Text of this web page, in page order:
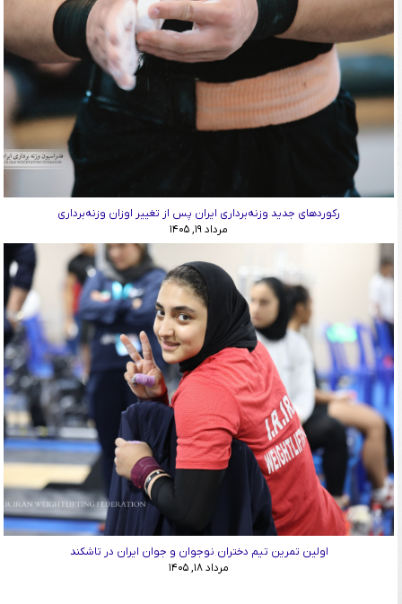
رکوردهای جدید وزنه‌برداری ایران پس از تغییر اوزان وزنه‌برداری
مرداد ۱۹, ۱۴۰۵
اولین تمرین تیم دختران نوجوان و جوان ایران در تاشکند
مرداد ۱۸, ۱۴۰۵